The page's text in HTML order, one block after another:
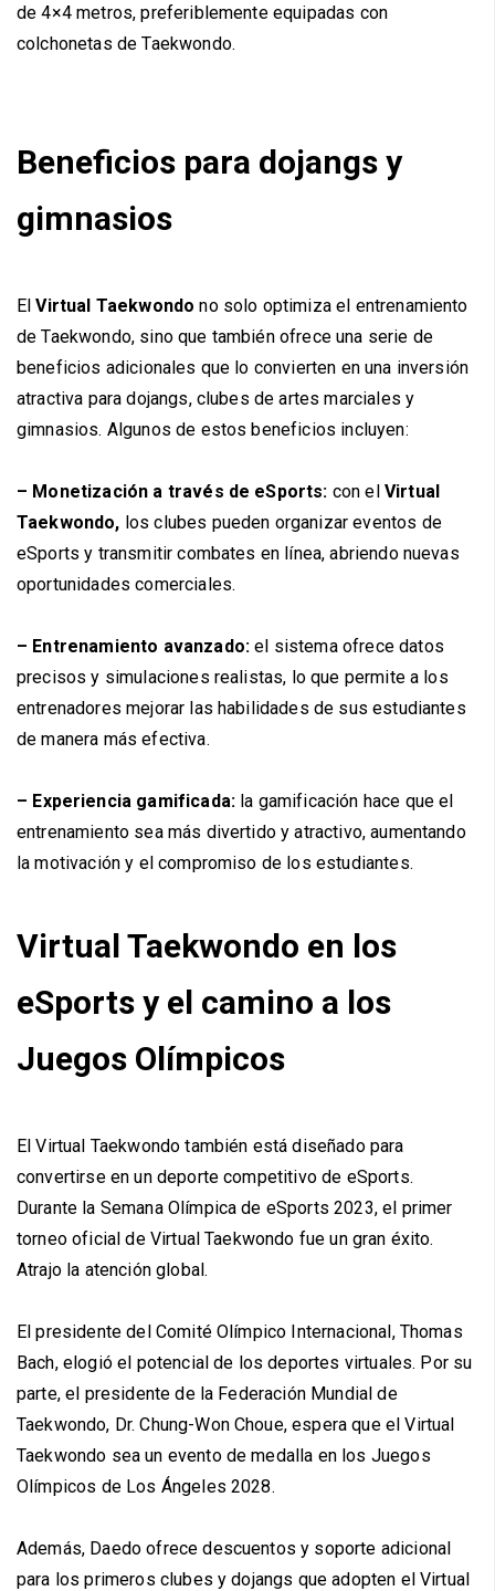
de 4×4 metros, preferiblemente equipadas con
colchonetas de Taekwondo.
Beneficios para dojangs y
gimnasios
ElVirtual Taekwondono solo optimiza el entrenamiento
de Taekwondo, sino que también ofrece una serie de
beneficios adicionales que lo convierten en una inversión
atractiva para dojangs, clubes de artes marciales y
gimnasios. Algunos de estos beneficios incluyen:
– Monetización a través de eSports: con el Virtual
Taekwondo, los clubes pueden organizar eventos de
eSports y transmitir combates en línea, abriendo nuevas
oportunidades comerciales.
– Entrenamiento avanzado: el sistema ofrece datos
precisos y simulaciones realistas, lo que permite a los
entrenadores mejorar las habilidades de sus estudiantes
de manera más efectiva.
– Experiencia gamificada: la gamificación hace que el
entrenamiento sea más divertido y atractivo, aumentando
la motivación y el compromiso de los estudiantes.
Virtual Taekwondo en los
eSports y el camino a los
Juegos Olímpicos
El Virtual Taekwondo también está diseñado para
convertirse en un deporte competitivo de eSports.
Durante la Semana Olímpica de eSports 2023, el primer
torneo oficial de Virtual Taekwondo fue un gran éxito.
Atrajo la atención global.
El presidente del Comité Olímpico Internacional, Thomas
Bach, elogió el potencial de los deportes virtuales. Por su
parte, el presidente de la Federación Mundial de
Taekwondo, Dr. Chung-Won Choue, espera que el Virtual
Taekwondo sea un evento de medalla en los Juegos
Olímpicos de Los Ángeles 2028.
Además, Daedo ofrece descuentos y soporte adicional
para los primeros clubes y dojangs que adopten el Virtual